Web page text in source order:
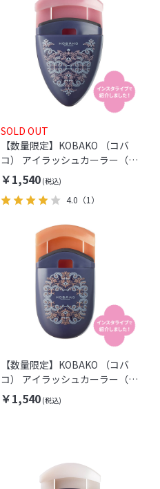
SOLD OUT
【数量限定】KOBAKO （コバ
コ） アイラッシュカーラー（レ
ギュラー・リカモブルー）
￥1,540
4.0 （1）
【数量限定】KOBAKO （コバ
コ） アイラッシュカーラー（セ
ンターカール・リカモブルー）
￥1,540